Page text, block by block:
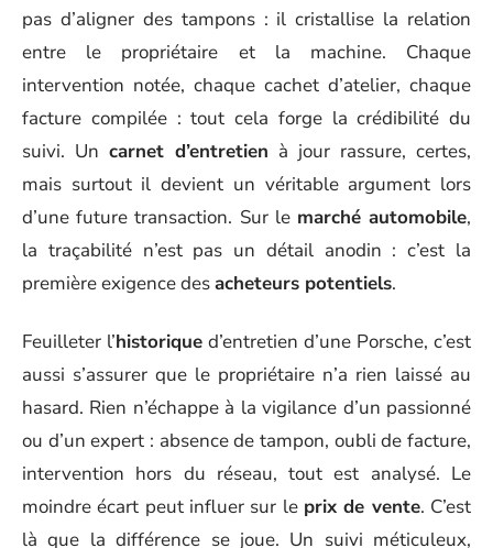
pas d’aligner des tampons : il cristallise la relation
entre le propriétaire et la machine. Chaque
intervention notée, chaque cachet d’atelier, chaque
facture compilée : tout cela forge la crédibilité du
suivi. Un carnet d’entretien à jour rassure, certes,
mais surtout il devient un véritable argument lors
d’une future transaction. Sur le marché automobile,
la traçabilité n’est pas un détail anodin : c’est la
première exigence desacheteurs potentiels.
Feuilleter l’historique d’entretien d’une Porsche, c’est
aussi s’assurer que le propriétaire n’a rien laissé au
hasard. Rien n’échappe à la vigilance d’un passionné
ou d’un expert : absence de tampon, oubli de facture,
intervention hors du réseau, tout est analysé. Le
moindre écart peut influer sur le prix de vente. C’est
là que la différence se joue. Un suivi méticuleux,